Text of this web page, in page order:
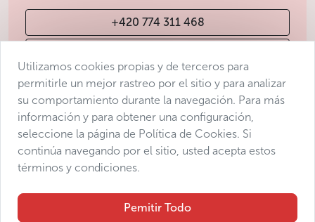
+420 774 311 468
Condiciones de venta
Protección de datos
Declaración de accesibilidad
Manage consent
Utilizamos cookies propias y de terceros para
permitirle un mejor rastreo por el sitio y para analizar
su comportamiento durante la navegación. Para más
información y para obtener una configuración,
seleccione la página de Política de Cookies. Si
continúa navegando por el sitio, usted acepta estos
términos y condiciones.
Pemitir Todo